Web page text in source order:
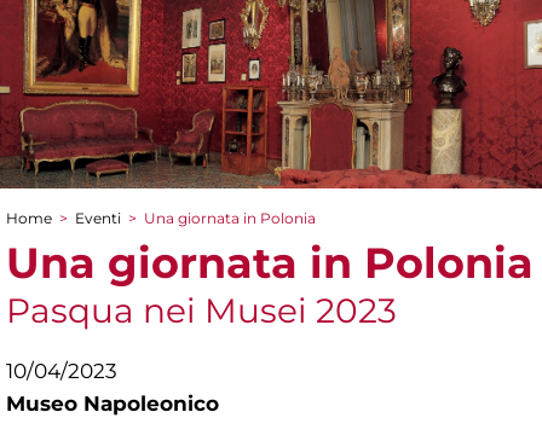
Tu sei qui
Home > Eventi > Una giornata in Polonia
Una giornata in Polonia
Pasqua nei Musei 2023
10/04/2023
Museo Napoleonico